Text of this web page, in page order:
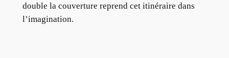
double la couverture reprend cet itinéraire dans
l’imagination.